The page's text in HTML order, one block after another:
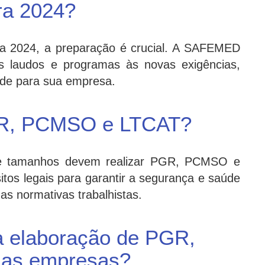
2024?
2024, a preparação é crucial. A SAFEMED
laudos e programas às novas exigências,
para sua empresa.
PCMSO e LTCAT?
devem realizar PGR, PCMSO e
legais para garantir a segurança e saúde
normativas trabalhistas.
de PGR,
empresas?